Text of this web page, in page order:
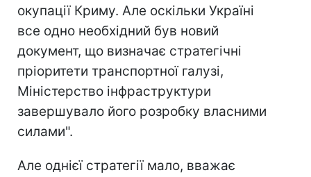
окупації Криму. Але оскільки Україні
все одно необхідний був новий
документ, що визначає стратегічні
пріоритети транспортної галузі,
Міністерство інфраструктури
завершувало його розробку власними
силами".
Але однієї стратегії мало, вважає